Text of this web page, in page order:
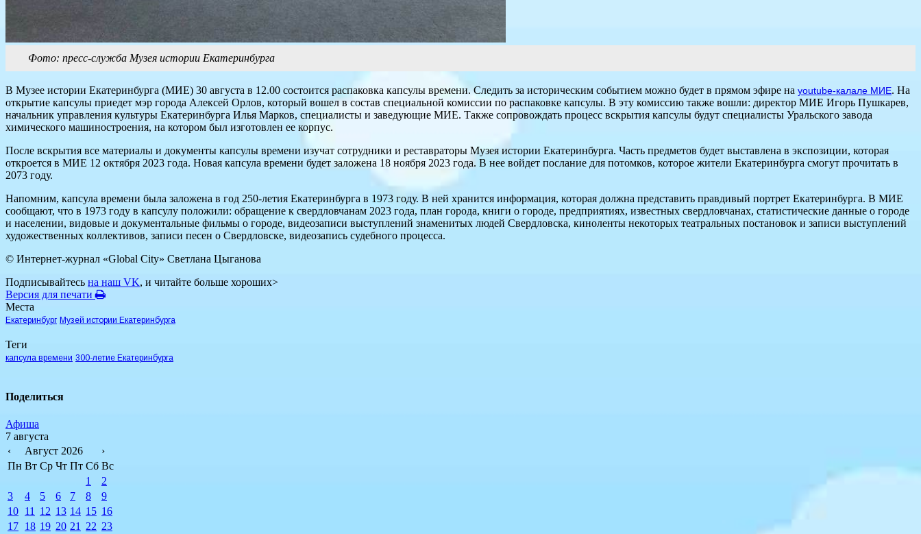
Фото: пресс-служба Музея истории Екатеринбурга
В Музее истории Екатеринбурга (МИЕ) 30 августа в 12.00 состоится распаковка капсулы времени. Следить за историческим событием можно будет в прямом эфире на youtube-калале МИЕ. На
открытие капсулы приедет мэр города Алексей Орлов, который вошел в состав специальной комиссии по распаковке капсулы. В эту комиссию также вошли: директор МИЕ Игорь Пушкарев,
начальник управления культуры Екатеринбурга Илья Марков, специалисты и заведующие МИЕ. Также сопровождать процесс вскрытия капсулы будут специалисты Уральского завода
химического машиностроения, на котором был изготовлен ее корпус.
После вскрытия все материалы и документы капсулы времени изучат сотрудники и реставраторы Музея истории Екатеринбурга. Часть предметов будет выставлена в экспозиции, которая
откроется в МИЕ 12 октября 2023 года. Новая капсула времени будет заложена 18 ноября 2023 года. В нее войдет послание для потомков, которое жители Екатеринбурга смогут прочитать в
2073 году.
Напомним, капсула времени была заложена в год 250-летия Екатеринбурга в 1973 году. В ней хранится информация, которая должна представить правдивый портрет Екатеринбурга. В МИЕ
сообщают, что в 1973 году в капсулу положили: обращение к свердловчанам 2023 года, план города, книги о городе, предприятиях, известных свердловчанах, статистические данные о городе
и населении, видовые и документальные фильмы о городе, видеозаписи выступлений знаменитых людей Свердловска, киноленты некоторых театральных постановок и записи выступлений
художественных коллективов, записи песен о Свердловске, видеозапись судебного процесса.
© Интернет-журнал «Global City» Светлана Цыганова
Подписывайтесь на наш VK, и читайте больше хороших>
Версия для печати
Места
Екатеринбург Музей истории Екатеринбурга
Теги
капсула времени 300-летие Екатеринбурга
Поделиться
Афиша
7 августа
‹
Август 2026
›
Пн Вт Ср Чт Пт Сб Вс
1
2
3
4 5 6 7 8
9
10 11 12 13 14 15 16
17 18 19 20 21 22 23